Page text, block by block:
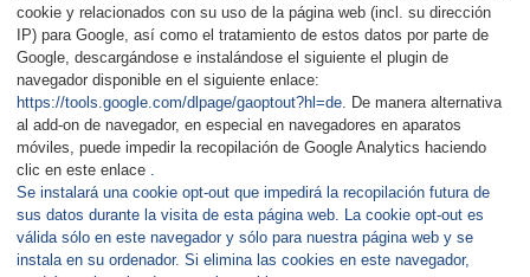
cookie y relacionados con su uso de la página web (incl. su dirección
IP) para Google, así como el tratamiento de estos datos por parte de
Google, descargándose e instalándose el siguiente el plugin de
navegador disponible en el siguiente enlace:
https://tools.google.com/dlpage/gaoptout?hl=de. De manera alternativa
al add-on de navegador, en especial en navegadores en aparatos
móviles, puede impedir la recopilación de Google Analytics haciendo
clic en este enlace .
Se instalará una cookie opt-out que impedirá la recopilación futura de
sus datos durante la visita de esta página web. La cookie opt-out es
válida sólo en este navegador y sólo para nuestra página web y se
instala en su ordenador. Si elimina las cookies en este navegador,